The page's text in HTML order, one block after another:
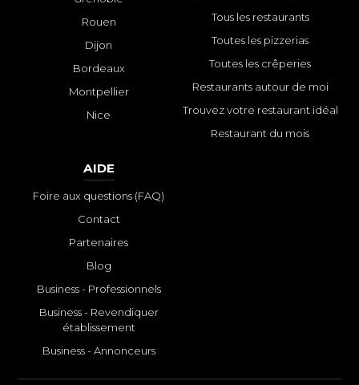
Rouen
Dijon
Bordeaux
Montpellier
Nice
Tous les restaurants
Toutes les pizzerias
Toutes les crêperies
Restaurants autour de moi
Trouvez votre restaurant idéal
Restaurant du mois
AIDE
Foire aux questions (FAQ)
Contact
Partenaires
Blog
Business - Professionnels
Business - Revendiquer
établissement
Business - Annonceurs